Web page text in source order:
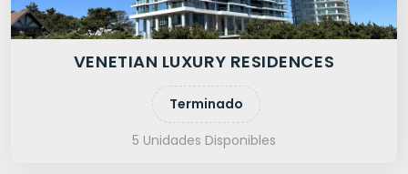
VENETIAN LUXURY RESIDENCES
Terminado
5 Unidades Disponibles